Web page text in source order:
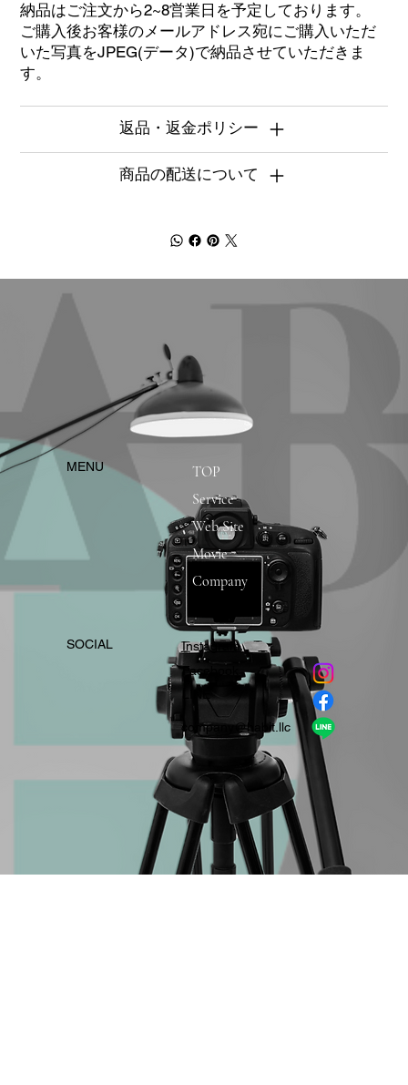
納品はご注文から2~8営業日を予定しております。
ご購入後お客様のメールアドレス宛にご購入いただ
いた写真をJPEG(データ)で納品させていただきま
す。
返品・返金ポリシー
商品の配送について
​MENU
TOP
Service
Web Site
Movie
Company
​SOCIAL
Instagram
​Facebook
company＠habit.llc